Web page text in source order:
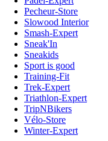
Pecheur-Store
Slowood Interior
Smash-Expert
Sneak'In
Sneakids
Sport is good
Training-Fit
Trek-Expert
Triathlon-Expert
TripNBikers
Vélo-Store
Winter-Expert